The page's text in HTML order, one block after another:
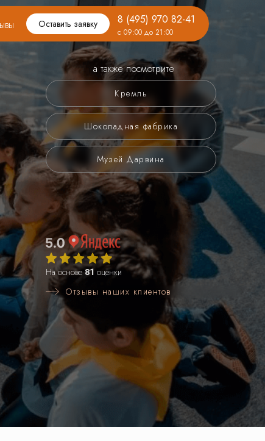
8 (495) 970 82-41
с 09:00 до 21:00
Оставить заявку
Отзывы наших клиентов
На основе 81 оценки
Кремль
Шоколадная фабрика
Музей Дарвина
а также посмотрите